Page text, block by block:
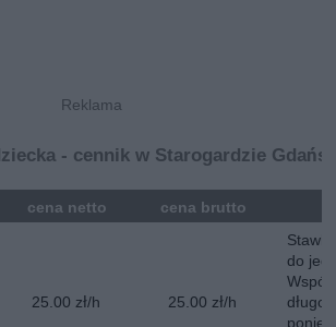
- cennik w Starogardzie
cena netto cena brutto
25.00 zł/h 25.00 zł/h
do